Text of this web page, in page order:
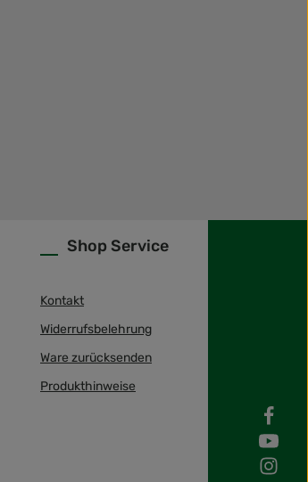
Shop Service
Kontakt
Widerrufsbelehrung
Ware zurücksenden
Produkthinweise